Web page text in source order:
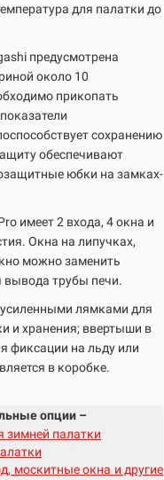
для палатки до
предусмотрена
около 10
прикопать
сохранению
обеспечивают
юбки на замках-
имеет 2 входа, 4 окна и
Окна на липучках,
можно заменить
вывода трубы печи.
усиленными лямками для
и хранения; ввертыши в
фиксации на льду или
в коробке.
опции –
зимней палатки
москитные окна и другие